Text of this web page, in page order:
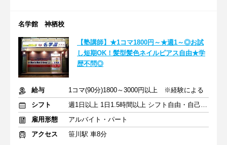
名学館 神栖校
【塾講師】★1コマ1800円～★週1～◎お試
し短期OK！髪型髪色ネイルピアス自由★学
歴不問◎
給与
1コマ(90分)1800～3000円以上 ※経験による
シフト
週1日以上 1日1.5時間以上 シフト自由・自己申告
雇用形態
アルバイト・パート
アクセス
笹川駅 車8分